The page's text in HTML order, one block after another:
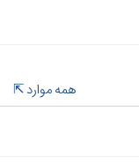
همه موارد